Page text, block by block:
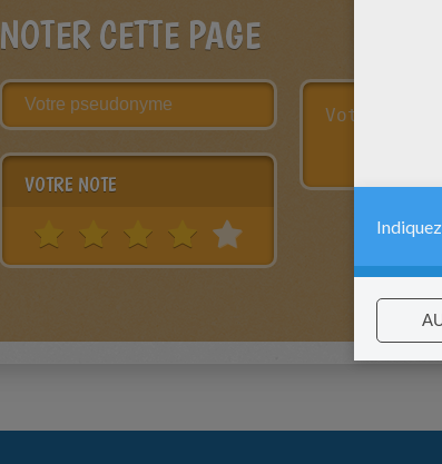
NOTER CETTE PAGE
VOTRE NOTE